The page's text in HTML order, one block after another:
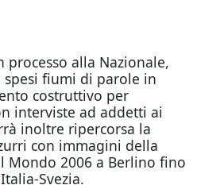
alla Nazionale,
fiumi di parole in
costruttivo per
interviste ad addetti ai
inoltre ripercorsa la
con immagini della
Mondo 2006 a Berlino fino
Svezia.